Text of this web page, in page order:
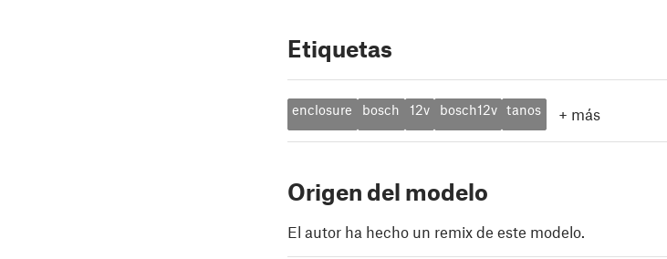
Etiquetas
enclosure bosch 12v bosch12v tanos + más
Origen del modelo
El autor ha hecho un remix de este modelo.